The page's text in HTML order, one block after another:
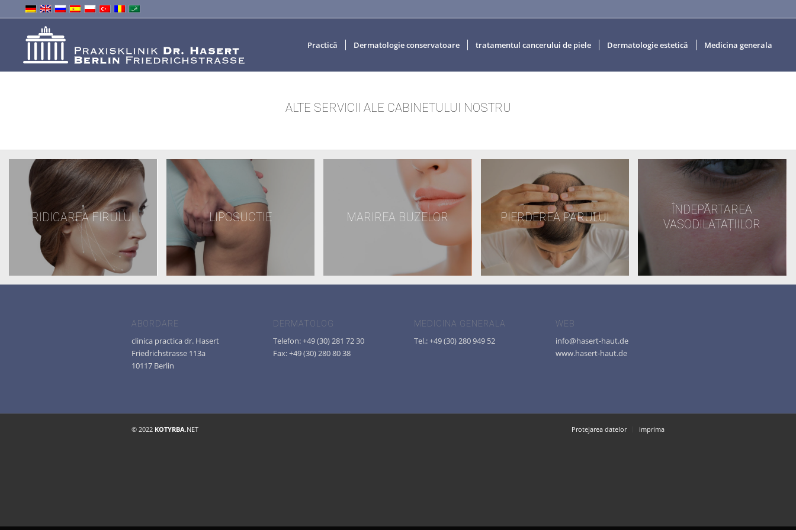
Practică Dermatologie conservatoare tratamentul cancerului de piele Dermatologie estetică Medicina generala
ALTE SERVICII ALE CABINETULUI NOSTRU
RIDICAREA FIRULUI LIPOSUCTIE MARIREA BUZELOR PIERDEREA PARULUI
ÎNDEPĂRTAREA
VASODILATAȚIILOR
ABORDARE
clinica practica dr. Hasert
Friedrichstrasse 113a
10117 Berlin
DERMATOLOG
Telefon: +49 (30) 281 72 30
Fax: +49 (30) 280 80 38
MEDICINA GENERALA
Tel.: +49 (30) 280 949 52
WEB
info@hasert-haut.de
www.hasert-haut.de
© 2022 KOTYRBA.NET Protejarea datelor imprima